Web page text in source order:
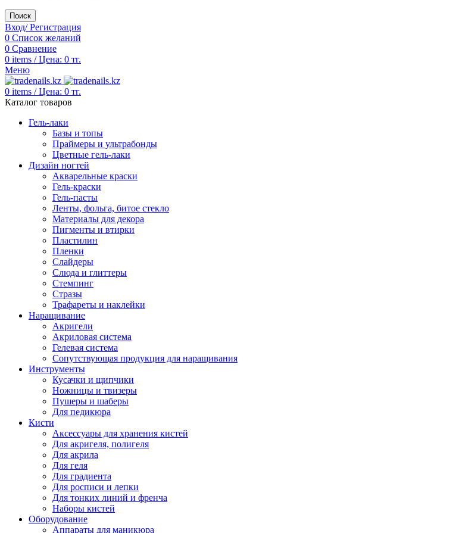
Поиск
Вход/ Регистрация
0 Список желаний
0 Сравнение
0 items / Цена: 0 тг.
Меню
0 items / Цена: 0 тг.
Каталог товаров
Гель-лаки
Базы и топы
Праймеры и ультрабонды
Цветные гель-лаки
Дизайн ногтей
Акварельные краски
Гель-краски
Гель-пасты
Ленты, фольга, битое стекло
Материалы для декора
Пигменты и втирки
Пластилин
Пленки
Слайдеры
Слюда и глиттеры
Стемпинг
Стразы
Трафареты и наклейки
Наращивание
Акригели
Акриловая система
Гелевая система
Сопутствующая продукция для наращивания
Инструменты
Кусачки и щипчики
Ножницы и твизеры
Пушеры и шаберы
Для педикюра
Кисти
Аксессуары для хранения кистей
Для акригеля, полигеля
Для акрила
Для геля
Для градиента
Для росписи и лепки
Для тонких линий и френча
Наборы кистей
Оборудование
Аппараты для маникюра